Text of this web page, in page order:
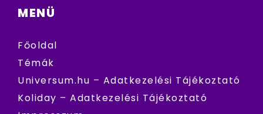
MENÜ
Főoldal
Témák
Universum.hu – Adatkezelési Tájékoztató
Koliday – Adatkezelési Tájékoztató